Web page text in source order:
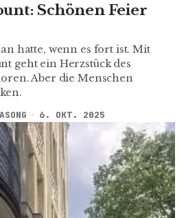
Schönen Feier
hatte, wenn es fort ist. Mit
geht ein Herzstück des
Aber die Menschen
6. OKT. 2025